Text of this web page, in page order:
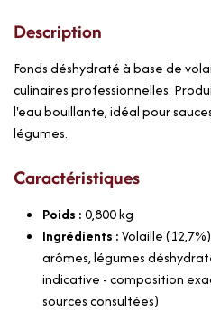
Description
Fonds déshydraté à base de
culinaires professionnelles.
l'eau bouillante, idéal pour
légumes.
Caractéristiques
Poids :0,800kg
Ingrédients :Volaille
arômes, légumes
indicative - composition
sources consultées)